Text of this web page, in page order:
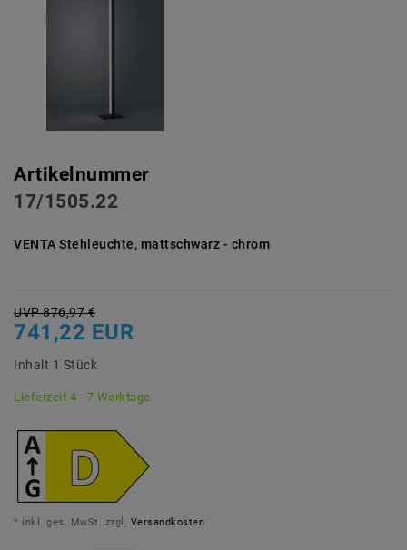
Artikelnummer
17/1505.22
VENTA Stehleuchte, mattschwarz - chrom
UVP 876,97 €
741,22 EUR
Inhalt 1 Stück
Lieferzeit 4 - 7 Werktage
* inkl. ges. MwSt. zzgl. Versandkosten